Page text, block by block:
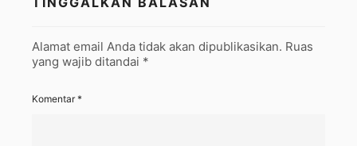
Alamat email Anda tidak akan dipublikasikan. Ruas
yang wajib ditandai *
Komentar*